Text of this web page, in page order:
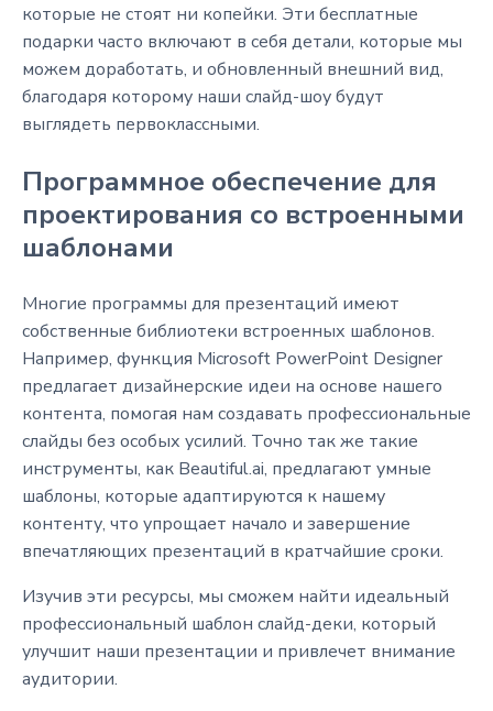
которые не стоят ни копейки. Эти бесплатные
подарки часто включают в себя детали, которые мы
можем доработать, и обновленный внешний вид,
благодаря которому наши слайд-шоу будут
выглядеть первоклассными.
Программное обеспечение для
проектирования со встроенными
шаблонами
Многие программы для презентаций имеют
собственные библиотеки встроенных шаблонов.
Например, функция Microsoft PowerPoint Designer
предлагает дизайнерские идеи на основе нашего
контента, помогая нам создавать профессиональные
слайды без особых усилий. Точно так же такие
инструменты, как Beautiful.ai, предлагают умные
шаблоны, которые адаптируются к нашему
контенту, что упрощает начало и завершение
впечатляющих презентаций в кратчайшие сроки.
Изучив эти ресурсы, мы сможем найти идеальный
профессиональный шаблон слайд-деки, который
улучшит наши презентации и привлечет внимание
аудитории.